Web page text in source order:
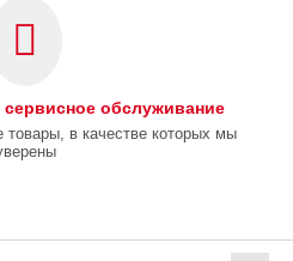
сервисное обслуживание
товары, в качестве которых мы